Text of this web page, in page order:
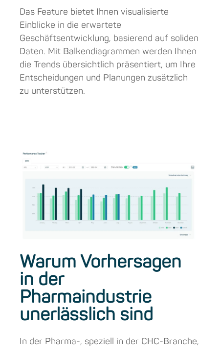
Das Feature bietet Ihnen visualisierte
Einblicke in die erwartete
Geschäftsentwicklung, basierend auf soliden
Daten. Mit Balkendiagrammen werden Ihnen
die Trends übersichtlich präsentiert, um Ihre
Entscheidungen und Planungen zusätzlich
zu unterstützen.
Warum Vorhersagen
in der
Pharmaindustrie
unerlässlich sind
In der Pharma-, speziell in der CHC-Branche,